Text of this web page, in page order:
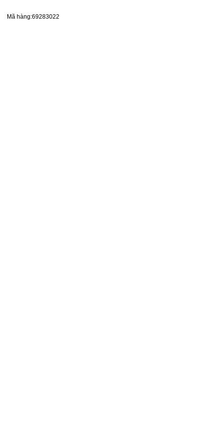
Mã hàng:69283022